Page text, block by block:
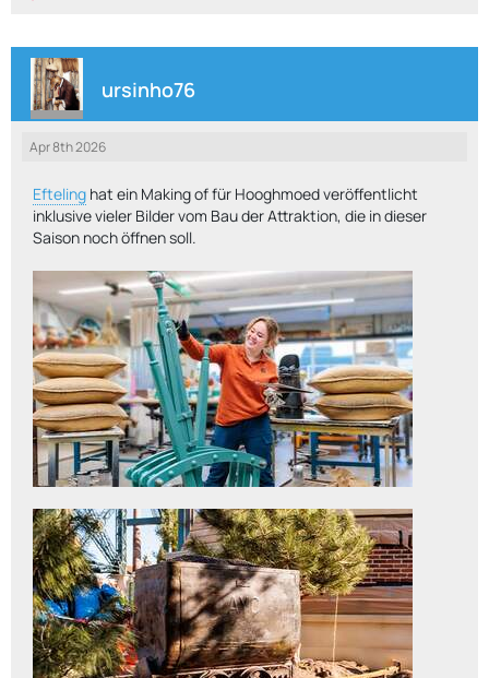
ursinho76
Apr 8th 2026
Efteling hat ein Making of für Hooghmoed veröffentlicht
inklusive vieler Bilder vom Bau der Attraktion, die in dieser
Saison noch öffnen soll.